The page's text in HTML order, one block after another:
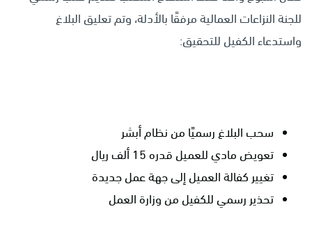
للجنة النزاعات العمالية مرفقًا بالأدلة، وتم تعليق البلاغ
واستدعاء الكفيل للتحقيق:
سحب البلاغ رسميًا من نظام أبشر
تعويض مادي للعميل قدره 15 ألف ريال
تغيير كفالة العميل إلى جهة عمل جديدة
تحذير رسمي للكفيل من وزارة العمل